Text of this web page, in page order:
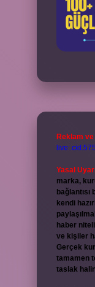
Reklam
Yasal
marka,
kendi
haber
ve kişiler
Gerçek
tamamen
taslak